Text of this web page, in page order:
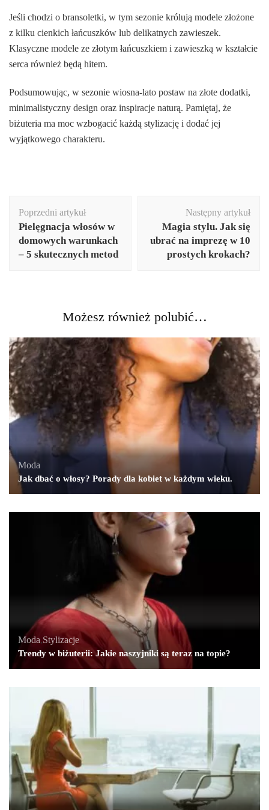
Jeśli chodzi o bransoletki, w tym sezonie królują modele złożone
z kilku cienkich łańcuszków lub delikatnych zawieszek.
Klasyczne modele ze złotym łańcuszkiem i zawieszką w kształcie
serca również będą hitem.
Podsumowując, w sezonie wiosna-lato postaw na złote dodatki,
minimalistyczny design oraz inspiracje naturą. Pamiętaj, że
biżuteria ma moc wzbogacić każdą stylizację i dodać jej
wyjątkowego charakteru.
wpisu
Poprzedni artykuł
Pielęgnacja włosów w
domowych warunkach
– 5 skutecznych metod
Następny artykuł
Magia stylu. Jak się
ubrać na imprezę w 10
prostych krokach?
Możesz również polubić…
Moda
Jak dbać o włosy? Porady dla kobiet w każdym wieku.
Moda,Stylizacje
Trendy w biżuterii: Jakie naszyjniki są teraz na topie?